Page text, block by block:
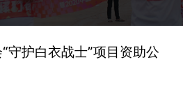
守护白衣战士”项目资助公